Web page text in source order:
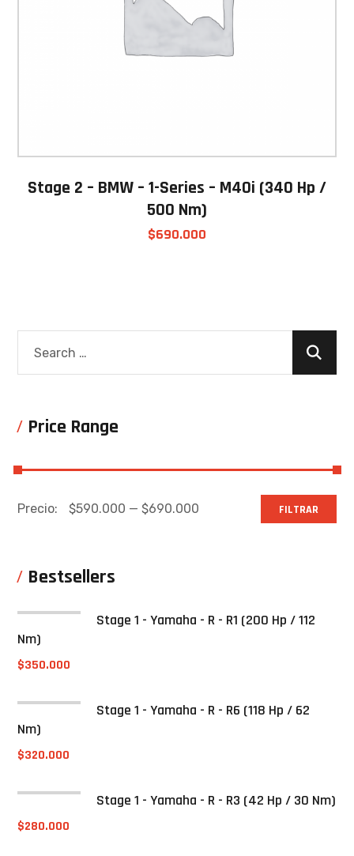
Stage 2 – BMW – 1-Series – M40i (340 Hp /
500 Nm)
$690.000
Price Range
FILTRAR
Precio: $590.000 —$690.000
Bestsellers
Stage 1 - Yamaha - R - R1 (200 Hp / 112
Nm)
$350.000
Stage 1 - Yamaha - R - R6 (118 Hp / 62
Nm)
$320.000
Stage 1 - Yamaha - R - R3 (42 Hp / 30 Nm)
$280.000